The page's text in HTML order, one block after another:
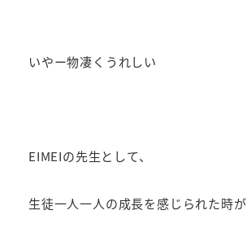
いやー物凄くうれしい
EIMEIの先生として、
生徒一人一人の成長を感じられた時が